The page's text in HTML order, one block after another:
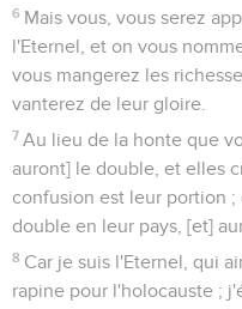
6 Mais vous, vous serez
l'Eternel, et on vous
vous mangerez les
vanterez de leur gloire.
7 Au lieu de la honte que
auront] le double, et elles
confusion est leur portion
double en leur pays, [et]
8 Car je suis l'Eternel, qui
rapine pour l'holocauste ;